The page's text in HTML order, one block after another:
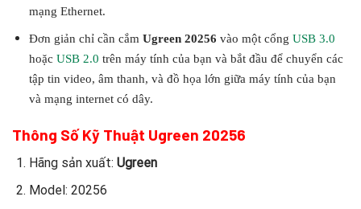
mạng Ethernet.
Đơn giản chỉ cần cắm Ugreen 20256 vào một cổng USB 3.0
hoặc USB 2.0 trên máy tính của bạn và bắt đầu để chuyển các
tập tin video, âm thanh, và đồ họa lớn giữa máy tính của bạn
và mạng internet có dây.
Thông Số Kỹ Thuật Ugreen 20256
Hãng sản xuất: Ugreen
Model: 20256